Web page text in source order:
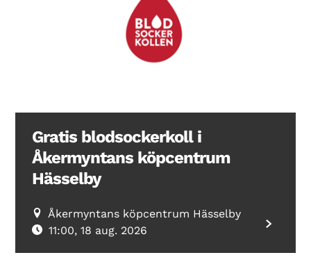
Search Diabetes Wellness Sverige
Gratis blodsockerkoll i
Åkermyntans köpcentrum
Hässelby
Åkermyntans köpcentrum Hässelby
11:00, 18 aug. 2026